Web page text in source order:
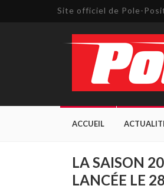
Site officiel de Pole-
ACCUEIL
LA SAISON
LANCÉE LE